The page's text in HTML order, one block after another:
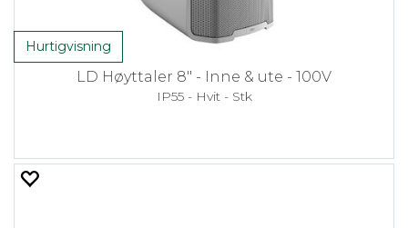
Hurtigvisning
LD Høyttaler 8" - Inne & ute - 100V
IP55 - Hvit - Stk